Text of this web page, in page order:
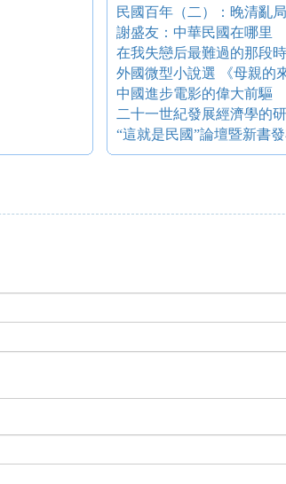
民國百年（二）：晚清亂
謝盛友：中華民國在哪里
在我失戀后最難過的那段
外國微型小說選 《母親的
二十一世紀發展經濟學的
“這就是民國”論壇暨新書